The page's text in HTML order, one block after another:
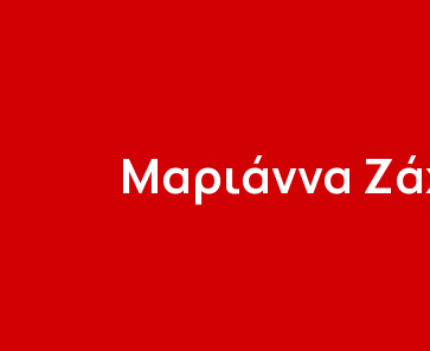
Mαριάννα